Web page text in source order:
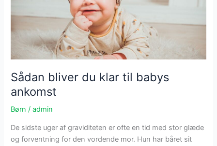
Sådan bliver du klar til babys
ankomst
Børn /admin
De sidste uger af graviditeten er ofte en tid med stor glæde
og forventning for den vordende mor. Hun har båret sit